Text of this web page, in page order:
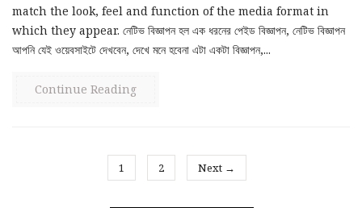
match the look, feel and function of the media format in
which they appear. নেটিভ বিজ্ঞাপন হল এক ধরনের পেইড বিজ্ঞাপন, নেটিভ বিজ্ঞাপন
আপনি যেই ওয়েবসাইটে দেখবেন, দেখে মনে হবেনা এটা একটা বিজ্ঞাপন,...
Continue Reading
1 2 Next →